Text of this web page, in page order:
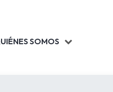
SOMOS